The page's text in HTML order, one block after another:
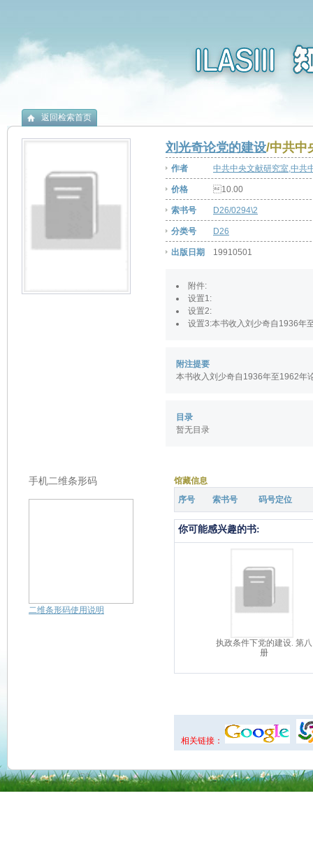
返回检索首页
刘光奇论党的建设/中共中
作者 中共中央文献研究室,中共
价格 10.00
索书号 D26/0294\2
分类号 D26
出版日期 19910501
附件:
设置1:
设置2:
设置3:本书收入刘少奇自1936年
附注提要
本书收入刘少奇自1936年至1962年
目录
暂无目录
手机二维条形码
二维条形码使用说明
馆藏信息
序号
索书号 码号定位
相关链接：